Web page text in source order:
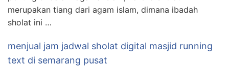
merupakan tiang dari agam islam, dimana ibadah
sholat ini …
menjual jam jadwal sholat digital masjid running
text di semarang pusat